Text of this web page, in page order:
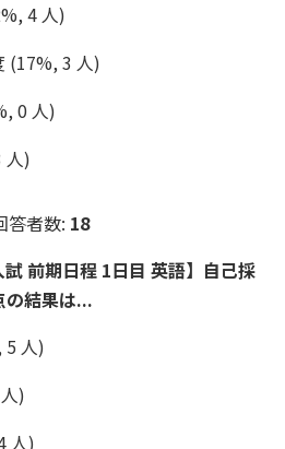
4 人)
(17%, 3 人)
0 人)
人)
答者数: 18
試 前期日程 1日目 英語】自己採
の結果は...
5 人)
)
人)